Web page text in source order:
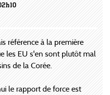
référence à la première
les EU s'en sont plutôt mal
de la Corée.
le rapport de force est